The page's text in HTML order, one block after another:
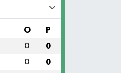
O P
0 0
0 0